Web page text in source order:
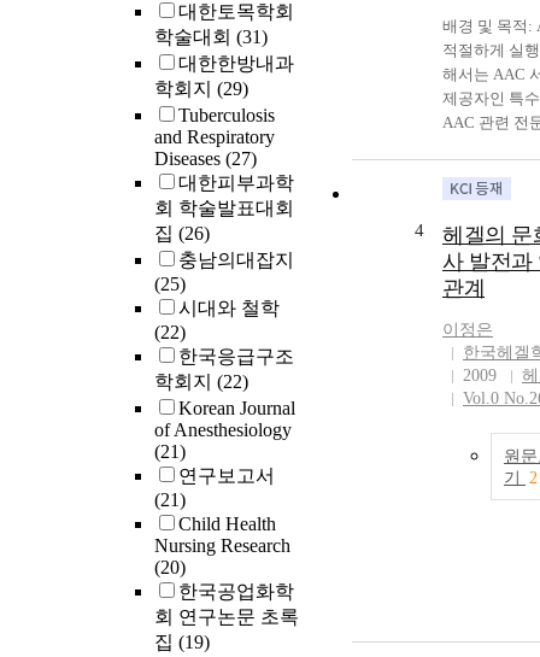
대한토목학회
학술대회 (31)
대한한방내과
학회지 (29)
Tuberculosis
and Respiratory
Diseases (27)
대한피부과학
회 학술발표대회
집 (26)
충남의대잡지
(25)
시대와 철학
(22)
한국응급구조
학회지 (22)
Korean Journal
of Anesthesiology
(21)
연구보고서
(21)
Child Health
Nursing Research
(20)
한국공업화학
회 연구논문 초록
집 (19)
배경 및 목적:
적절하게 실
해서는 AAC
제공자인 특
AAC 관련 전
특수교육이
육에 대한 인
보적인 수준
있으며, 교육
니라 AAC에
식도 전무한
다. 이에 AAC
적절성을 높
방법으로 교
지원과 AAC
육 프로그램
4
헤겔의 문
사 발전과
관계
이정은
한국헤겔
2009
Vol.0
원
기
2